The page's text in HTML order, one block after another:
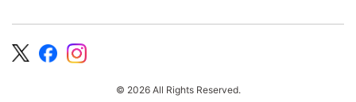
© 2026 All Rights Reserved.